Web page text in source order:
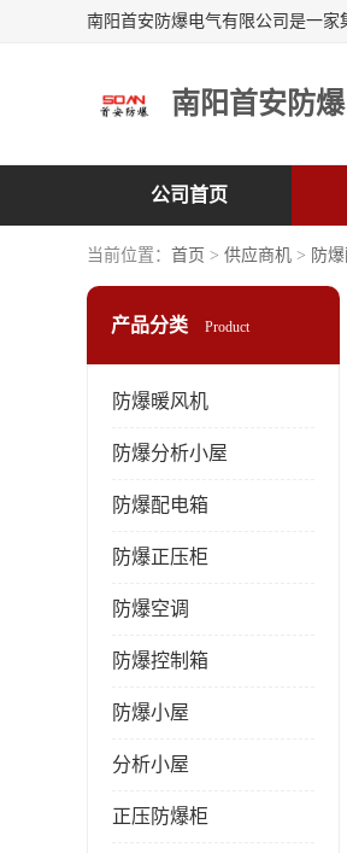
南阳首安防
公司首页
当前位置： 首页 > 供应商机 > 防
产品分类 Product
防爆暖风机
防爆分析小屋
防爆配电箱
防爆正压柜
防爆空调
防爆控制箱
防爆小屋
分析小屋
正压防爆柜